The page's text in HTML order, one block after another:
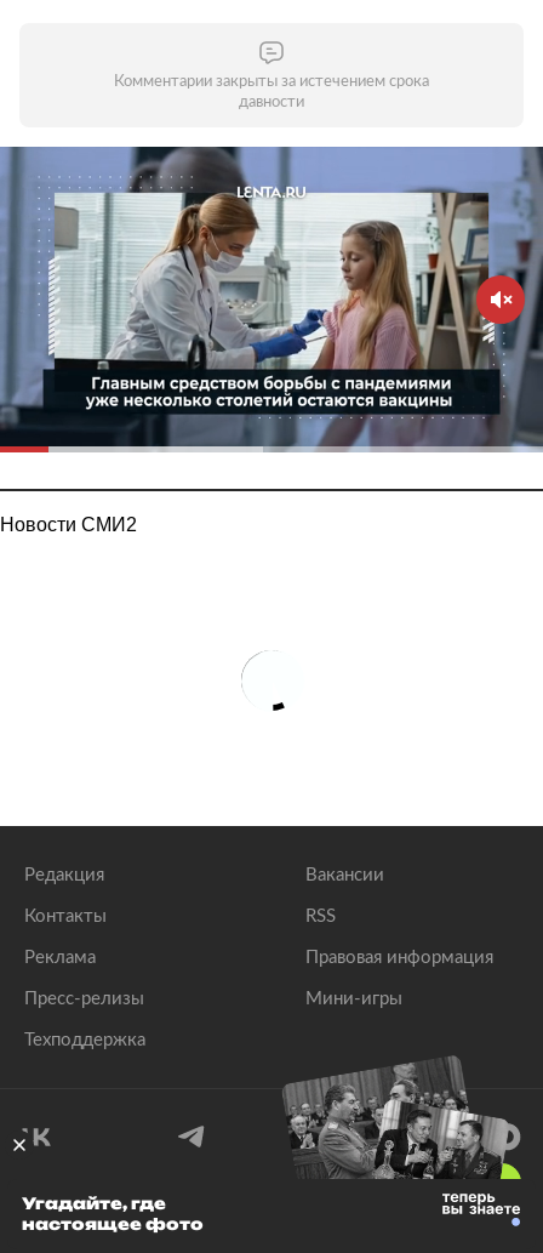
Комментарии закрыты за истечением срока
давности
Новости СМИ2
Редакция
Контакты
Реклама
Пресс-релизы
Техподдержка
Вакансии
RSS
Правовая информация
Мини-игры
© 1999–2026 Все права защищены.
Угадайте, где
настоящее фото